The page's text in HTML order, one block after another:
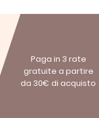
Paga in 3 rate
gratuite a partire
da 30€ di acquisto